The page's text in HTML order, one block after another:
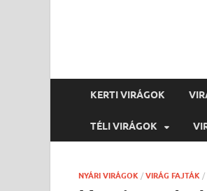
KERTI VIRÁGOK
TÉLI VIRÁGOK
NYÁRI VIRÁGOK / VIRÁG FAJTÁK /